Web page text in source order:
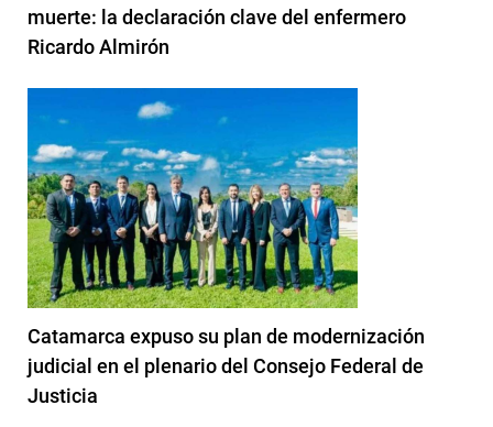
muerte: la declaración clave del enfermero
Ricardo Almirón
Catamarca expuso su plan de modernización
judicial en el plenario del Consejo Federal de
Justicia